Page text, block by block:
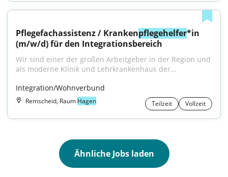
Pflegefachassistenz / Krankenpflegehelfer*in
(m/w/d) für den Integrationsbereich
Wir sind einer der großen Arbeitgeber in der Region und
als moderne Klinik und Lehrkrankenhaus der...
Integration/Wohnverbund
Remscheid, Raum Hagen Teilzeit Vollzeit
Ähnliche Jobs laden